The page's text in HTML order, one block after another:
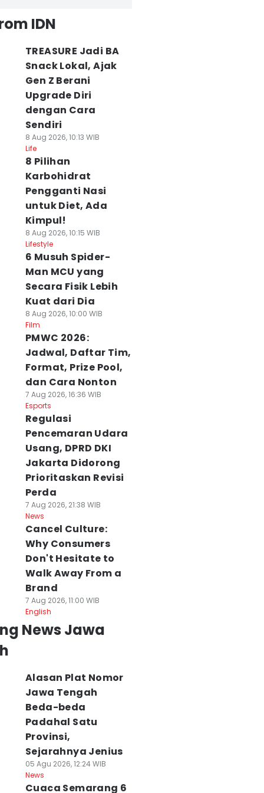
IDN
TREASURE Jadi BA
Snack Lokal, Ajak
Gen Z Berani
Upgrade Diri
dengan Cara
Sendiri
8 Aug 2026, 10:13 WIB
Life
8 Pilihan
Karbohidrat
Pengganti Nasi
untuk Diet, Ada
Kimpul!
8 Aug 2026, 10:15 WIB
Lifestyle
6 Musuh Spider-
Man MCU yang
Secara Fisik Lebih
Kuat dari Dia
8 Aug 2026, 10:00 WIB
Film
PMWC 2026:
Jadwal, Daftar Tim,
Format, Prize Pool,
dan Cara Nonton
7 Aug 2026, 16:36 WIB
Esports
Regulasi
Pencemaran Udara
Usang, DPRD DKI
Jakarta Didorong
Prioritaskan Revisi
Perda
7 Aug 2026, 21:38 WIB
News
Cancel Culture:
Why Consumers
Don't Hesitate to
Walk Away From a
Brand
7 Aug 2026, 11:00 WIB
English
News Jawa
Alasan Plat Nomor
Jawa Tengah
Beda-beda
Padahal Satu
Provinsi,
Sejarahnya Jenius
05 Agu 2026, 12:24 WIB
News
Cuaca Semarang 6